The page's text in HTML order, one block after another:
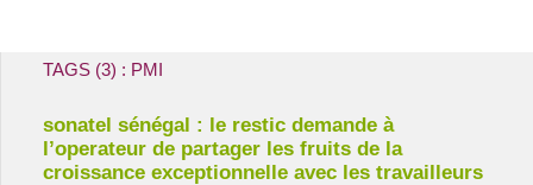
TAGS (3) : PMI
sonatel sénégal : le restic demande à
l’operateur de partager les fruits de la
croissance exceptionnelle avec les travailleurs